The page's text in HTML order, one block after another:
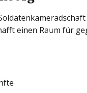
einen Raum für